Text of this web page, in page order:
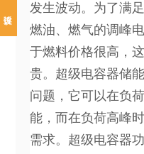
发生波动。为了满
燃油、燃气的调峰
于燃料价格很高，
贵。超级电容器储
问题，它可以在负
能，而在负荷高峰
需求。超级电容器